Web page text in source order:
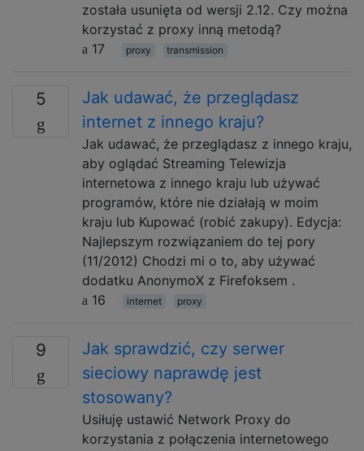
została usunięta od wersji 2.12. Czy można
korzystać z proxy inną metodą?
17
proxy transmission
5
Jak udawać, że przeglądasz
internet z innego kraju?
Jak udawać, że przeglądasz z innego kraju,
aby oglądać Streaming Telewizja
internetowa z innego kraju lub używać
programów, które nie działają w moim
kraju lub Kupować (robić zakupy). Edycja:
Najlepszym rozwiązaniem do tej pory
(11/2012) Chodzi mi o to, aby używać
dodatku AnonymoX z Firefoksem .
16
internet proxy
9
Jak sprawdzić, czy serwer
sieciowy naprawdę jest
stosowany?
Usiłuję ustawić Network Proxy do
korzystania z połączenia internetowego